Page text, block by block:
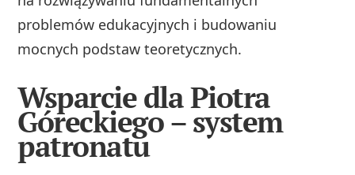
problemów edukacyjnych i budowaniu
mocnych podstaw teoretycznych.
Wsparcie dla Piotra
Góreckiego – system
patronatu